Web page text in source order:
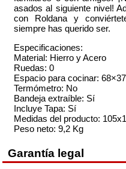
asados al siguiente nivel!
con Roldana y
siempre has querido ser.
Especificaciones:
Material: Hierro y Acero
Ruedas: 0
Espacio para cocinar:
Termómetro: No
Bandeja extraíble: Sí
Incluye Tapa: Sí
Medidas del producto:
Peso neto: 9,2 Kg
Garantía legal